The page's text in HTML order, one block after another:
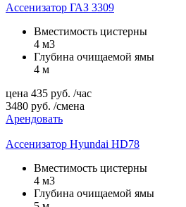
Ассенизатор ГАЗ 3309
Вместимость цистерны
4 м3
Глубина очищаемой ямы
4 м
цена 435 руб. /час
3480 руб. /смена
Арендовать
Ассенизатор Hyundai HD78
Вместимость цистерны
4 м3
Глубина очищаемой ямы